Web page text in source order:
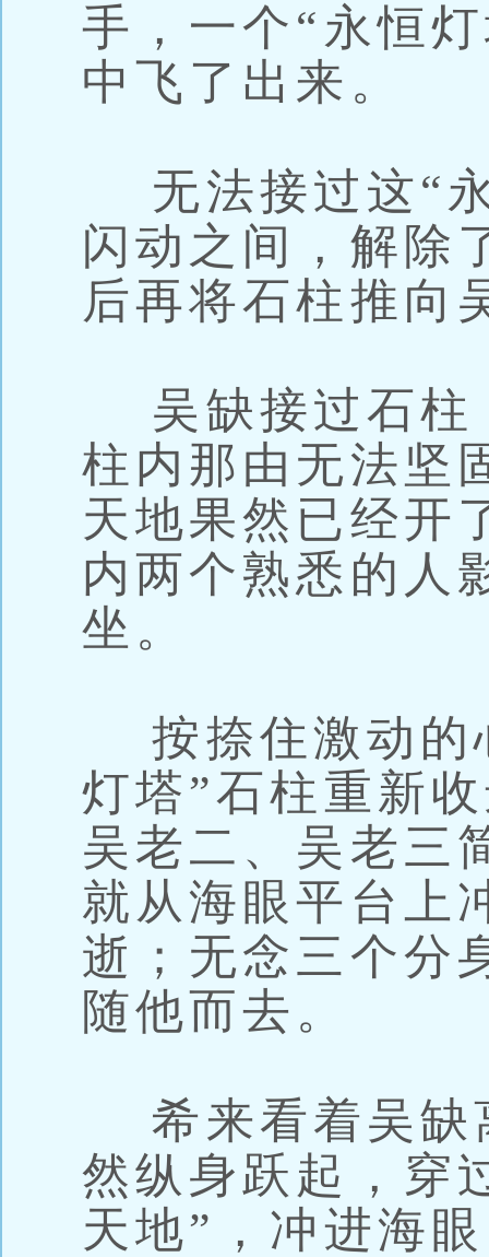
手，一个“永恒
中飞了出来。
无法接过这“
闪动之间，解除
后再将石柱推向
吴缺接过石柱
柱内那由无法坚
天地果然已经开
内两个熟悉的人
坐。
按捺住激动的
灯塔”石柱重新
吴老二、吴老三
就从海眼平台上
逝；无念三个分
随他而去。
希来看着吴缺
然纵身跃起，穿
天地”，冲进海